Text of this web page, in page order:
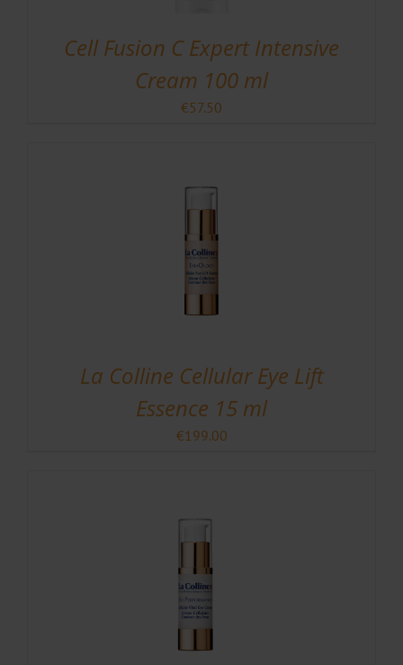
Cell Fusion C Expert Intensive
Cream 100 ml
€57.50
La Colline Cellular Eye Lift
Essence 15 ml
€199.00